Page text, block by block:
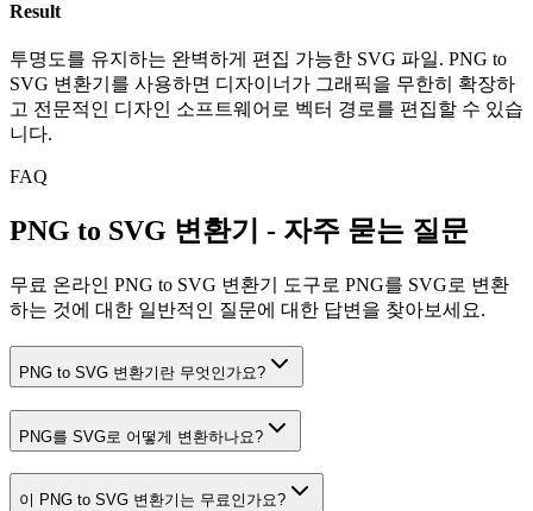
Result
투명도를 유지하는 완벽하게 편집 가능한 SVG 파일. PNG to
SVG 변환기를 사용하면 디자이너가 그래픽을 무한히 확장하
고 전문적인 디자인 소프트웨어로 벡터 경로를 편집할 수 있습
니다.
FAQ
PNG to SVG 변환기 - 자주 묻는 질문
무료 온라인 PNG to SVG 변환기 도구로 PNG를 SVG로 변환
하는 것에 대한 일반적인 질문에 대한 답변을 찾아보세요.
PNG to SVG 변환기란 무엇인가요?
PNG를 SVG로 어떻게 변환하나요?
이 PNG to SVG 변환기는 무료인가요?